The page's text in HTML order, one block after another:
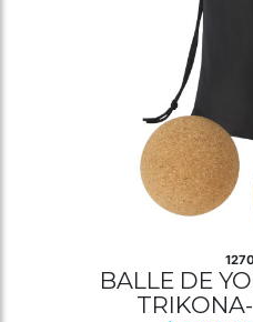
BALLE DE